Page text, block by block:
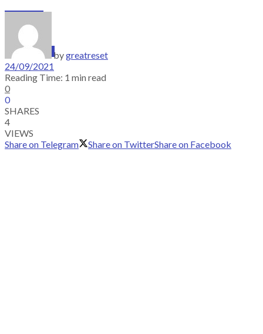
SUBSCRIBEbygreatreset
24/09/2021
Reading Time: 1 min read
0
0
SHARES
4
VIEWS
Share on Telegram
Share on TwitterShare on Facebook